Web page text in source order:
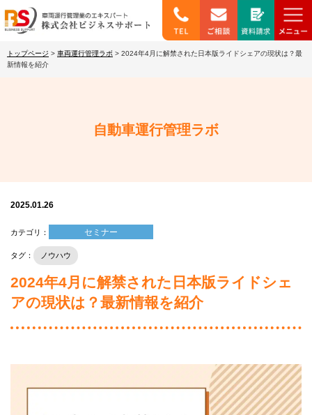
トップページ > 車両運行管理ラボ > 2024年4月に解禁された日本版ライドシェアの現状は？最
新情報を紹介
自動車運行管理ラボ
2025.01.26
カテゴリ： セミナー
タグ： ノウハウ
2024年4月に解禁された日本版ライドシェ
アの現状は？最新情報を紹介